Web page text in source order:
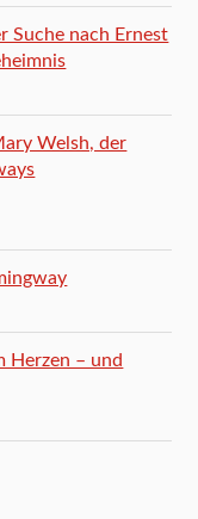
Suche nach Ernest
Welsh, der
Herzen – und